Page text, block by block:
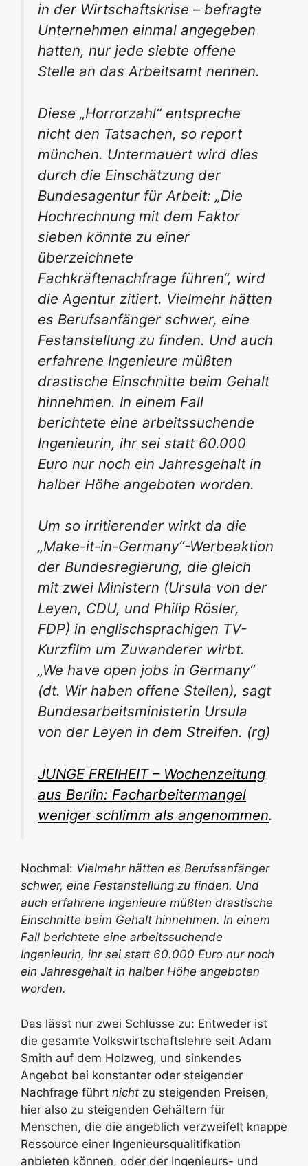
in der Wirtschaftskrise – befragte
Unternehmen einmal angegeben
hatten, nur jede siebte offene
Stelle an das Arbeitsamt nennen.
Diese „Horrorzahl“ entspreche
nicht den Tatsachen, so report
münchen. Untermauert wird dies
durch die Einschätzung der
Bundesagentur für Arbeit: „Die
Hochrechnung mit dem Faktor
sieben könnte zu einer
überzeichnete
Fachkräftenachfrage führen“, wird
die Agentur zitiert. Vielmehr hätten
es Berufsanfänger schwer, eine
Festanstellung zu finden. Und auch
erfahrene Ingenieure müßten
drastische Einschnitte beim Gehalt
hinnehmen. In einem Fall
berichtete eine arbeitssuchende
Ingenieurin, ihr sei statt 60.000
Euro nur noch ein Jahresgehalt in
halber Höhe angeboten worden.
Um so irritierender wirkt da die
„Make-it-in-Germany“-Werbeaktion
der Bundesregierung, die gleich
mit zwei Ministern (Ursula von der
Leyen, CDU, und Philip Rösler,
FDP) in englischsprachigen TV-
Kurzfilm um Zuwanderer wirbt.
„We have open jobs in Germany“
(dt. Wir haben offene Stellen), sagt
Bundesarbeitsministerin Ursula
von der Leyen in dem Streifen. (rg)
JUNGE FREIHEIT – Wochenzeitung
aus Berlin: Facharbeitermangel
weniger schlimm als angenommen.
Nochmal: Vielmehr hätten es Berufsanfänger
schwer, eine Festanstellung zu finden. Und
auch erfahrene Ingenieure müßten drastische
Einschnitte beim Gehalt hinnehmen. In einem
Fall berichtete eine arbeitssuchende
Ingenieurin, ihr sei statt 60.000 Euro nur noch
ein Jahresgehalt in halber Höhe angeboten
worden.
Das lässt nur zwei Schlüsse zu: Entweder ist
die gesamte Volkswirtschaftslehre seit Adam
Smith auf dem Holzweg, und sinkendes
Angebot bei konstanter oder steigender
Nachfrage führt nicht zu steigenden Preisen,
hier also zu steigenden Gehältern für
Menschen, die die angeblich verzweifelt knappe
Ressource einer Ingenieursqualitifkation
anbieten können, oder der Ingenieurs- und